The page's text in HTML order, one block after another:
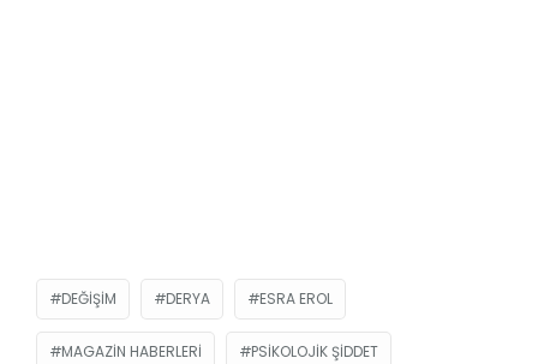
DEĞİŞİM DERYA ESRA EROL
MAGAZIN HABERLERI PSIKOLOJIK ŞIDDET